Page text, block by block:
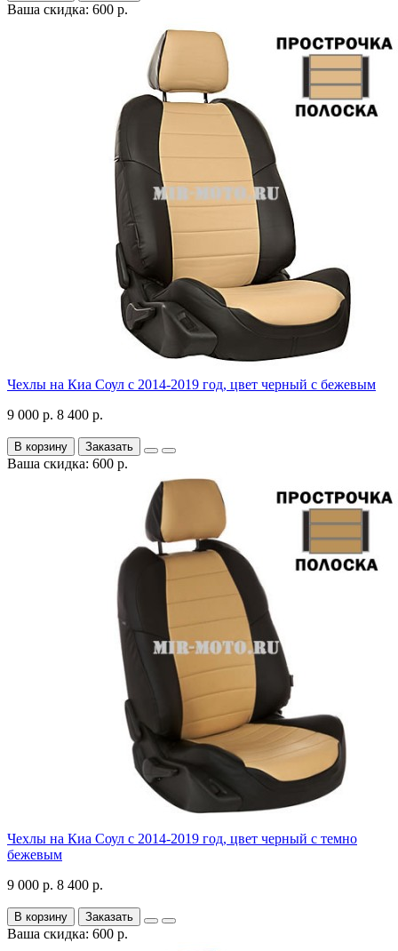
Ваша скидка: 600 р.
Чехлы на Киа Соул с 2014-2019 год, цвет черный с бежевым
9 000 р. 8 400 р.
В корзину Заказать
Ваша скидка: 600 р.
Чехлы на Киа Соул с 2014-2019 год, цвет черный с темно
бежевым
9 000 р. 8 400 р.
В корзину Заказать
Ваша скидка: 600 р.